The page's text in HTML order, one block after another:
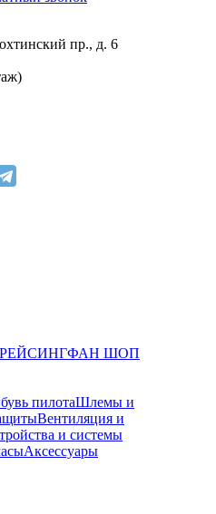
пр., д. 6
ФАН ШОП
пилотаШлемы и
Вентиляция и
и системы
Аксессуары